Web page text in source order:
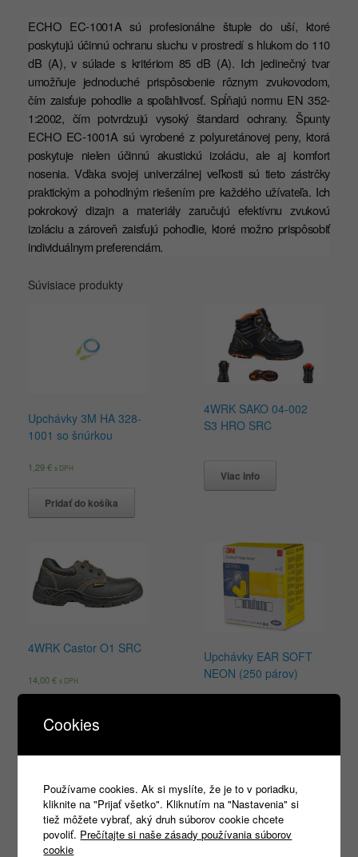
ECHO EC-1001A sú profesionálne štuple do uší, ktoré
poskytujú účinnú ochranu sluchu v prostredí s hlukom do 110
dB (A), v súlade s kritériom 85 dB (A). Ich jedinečný tvar
umožňuje jednoduché prispôsobenie rôznym zvukovodom,
čím zaisťuje pohodlie a spoľahlivosť. Spĺňajú normu EN 352-
1:2002, čím potvrdzujú vysoký štandard ochrany. Špunty
ECHO EC-1001A sú vyrobené z polyuretánovej peny, ktorá
poskytuje nielen účinnú akustickú izoláciu, ale aj komfort
nosenia. Vďaka svojej univerzálnej veľkosti sú tieto zástrčky
praktickým a pohodlným riešením pre každého užívateľa. Ich
pokrokový dizajn a materiály zaručujú efektívnu zvukovú
izoláciu a zároveň zaisťujú pohodlie, ktoré možno prispôsobiť
individuálnym preferenciám.
Súvisiace produkty
Upchávky 3M HA 328-
1001 so šnúrkou
1,29€ s DPH
Pridať do košíka
4WRK SAKO 04-002
S3 HRO SRC
Viac info
4WRK Castor O1 SRC
14,00€ s DPH
Upchávky EAR SOFT
NEON (250 párov)
Products
search
Cookies
Používame cookies. Ak si myslíte, že je to v poriadku,
kliknite na "Prijať všetko". Kliknutím na "Nastavenia" si
tiež môžete vybrať, aký druh súborov cookie chcete
povoliť. Prečítajte si naše zásady používania súborov
cookie